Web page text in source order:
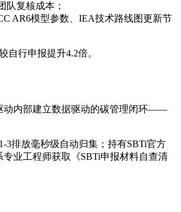
队复核成本；
AR6模型参数、IEA技术路线图更新节
自行申报提升4.2倍。
动内部建立数据驱动的碳管理闭环——
3排放毫秒级自动归集；持有SBTi官方
业工程师获取《SBTi申报材料自查清